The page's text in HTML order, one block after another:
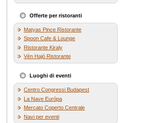
Offerte per ristoranti
Matyas Pince Ristorante
Spoon Cafe & Lounge
Ristorante Kiraly
Vén Hajó Ristorante
Luoghi di eventi
Centro Congressi Budapest
La Nave Európa
Mercato Coperto Centrale
Navi per eventi